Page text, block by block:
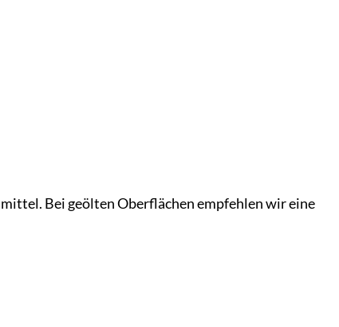
Bei geölten Oberflächen empfehlen wir eine